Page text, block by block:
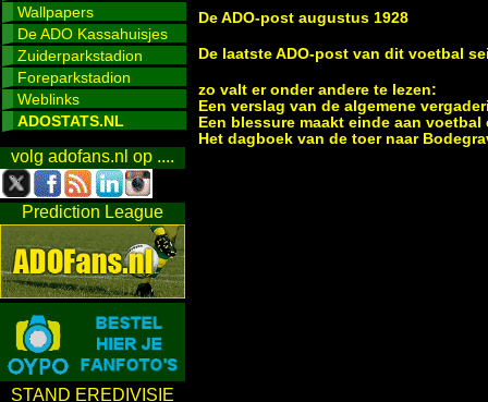
Wallpapers
De ADO Kassahuisjes
Zuiderparkstadion
Foreparkstadion
Weblinks
ADOSTATS.NL
volg adofans.nl op ....
Prediction League
STAND EREDIVISIE
De ADO-post augustus 1928
De laatste ADO-post van dit voetbal
zo valt er onder andere te lezen:
Een verslag van de algemene
Een blessure maakt einde aan
Het dagboek van de toer naar